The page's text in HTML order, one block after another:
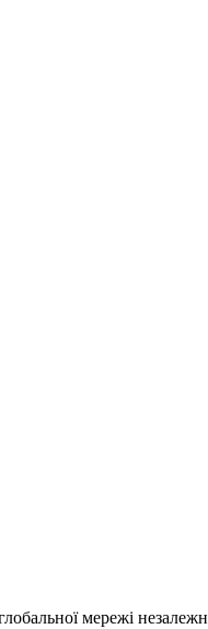
мережі